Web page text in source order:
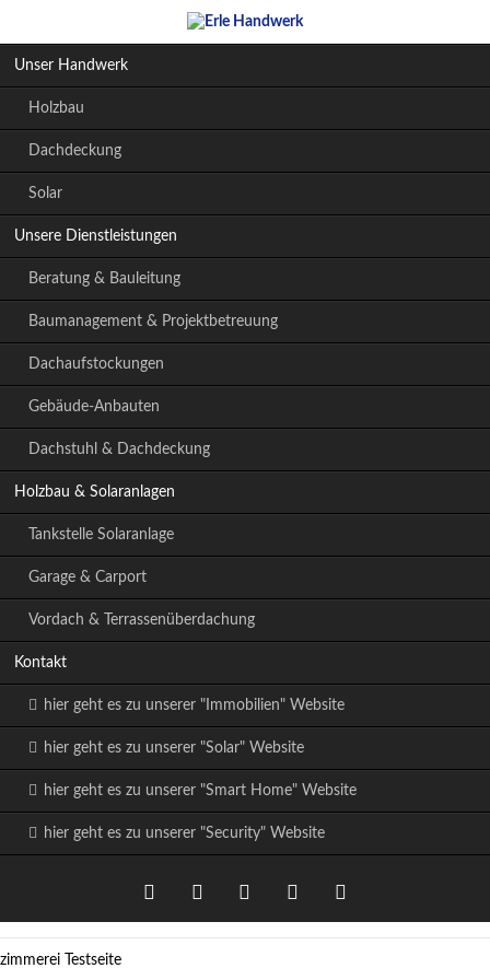
Navigation
Unser Handwerk
Holzbau
Dachdeckung
Solar
Unsere Dienstleistungen
Beratung & Bauleitung
Baumanagement & Projektbetreuung
Dachaufstockungen
Gebäude-Anbauten
Dachstuhl & Dachdeckung
Holzbau & Solaranlagen
Tankstelle Solaranlage
Garage & Carport
Vordach & Terrassenüberdachung
Kontakt
hier geht es zu unserer "Immobilien" Website
hier geht es zu unserer "Solar" Website
hier geht es zu unserer "Smart Home" Website
hier geht es zu unserer "Security" Website
zimmerei Testseite